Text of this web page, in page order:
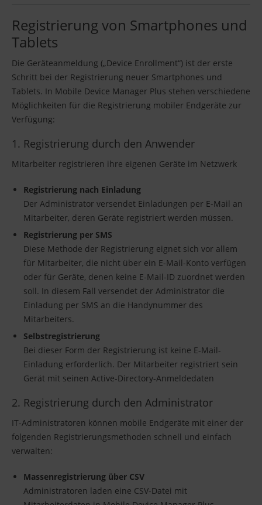
Registrierung von Smartphones und
Tablets
Die Geräteanmeldung („Device Enrollment“) ist der erste
Schritt bei der Registrierung neuer Smartphones und
Tablets. In Mobile Device Manager Plus stehen verschiedene
Möglichkeiten für die Registrierung mobiler Endgeräte zur
Verfügung:
1. Registrierung durch den Anwender
Mitarbeiter registrieren ihre eigenen Geräte im Netzwerk
Registrierung nach Einladung
Der Administrator versendet Einladungen per E-Mail an
Mitarbeiter, deren Geräte registriert werden müssen.
Registrierung per SMS
Diese Methode der Registrierung eignet sich vor allem
für Mitarbeiter, die nicht über ein E-Mail-Konto verfügen
oder für Geräte, denen keine E-Mail-ID zuordnet werden
soll. In diesem Fall versendet der Administrator die
Einladung per SMS an die Handynummer des
Mitarbeiters.
Selbstregistrierung
Bei dieser Form der Registrierung ist keine E-Mail-
Einladung erforderlich. Der Mitarbeiter registriert sein
Gerät mit seinen Active-Directory-Anmeldedaten
2. Registrierung durch den Administrator
IT-Administratoren können mobile Endgeräte mit einer der
folgenden Registrierungsmethoden schnell und einfach
verwalten:
Massenregistrierung über CSV
Administratoren laden eine CSV-Datei mit